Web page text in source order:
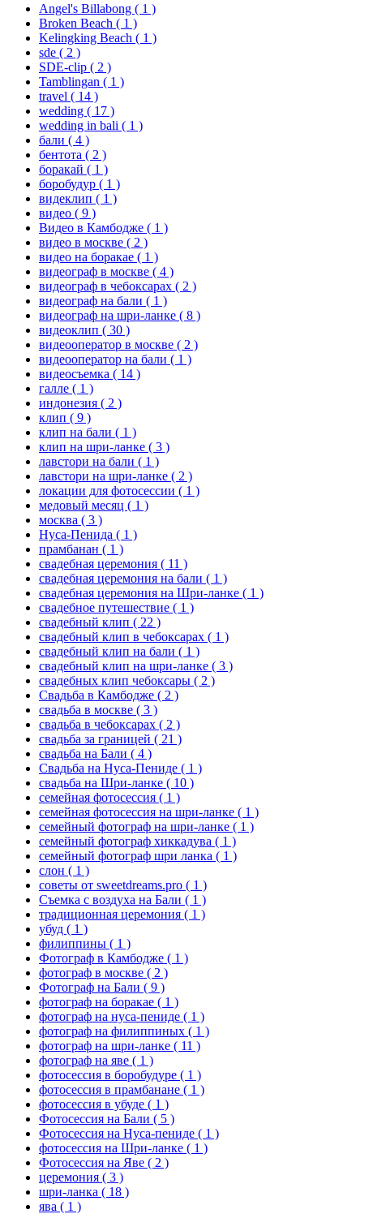
Angel's Billabong ( 1 )
Broken Beach ( 1 )
Kelingking Beach ( 1 )
sde ( 2 )
SDE-clip ( 2 )
Tamblingan ( 1 )
travel ( 14 )
wedding ( 17 )
wedding in bali ( 1 )
бали ( 4 )
бентота ( 2 )
боракай ( 1 )
боробудур ( 1 )
видеклип ( 1 )
видео ( 9 )
Видео в Камбодже ( 1 )
видео в москве ( 2 )
видео на боракае ( 1 )
видеограф в москве ( 4 )
видеограф в чебоксарах ( 2 )
видеограф на бали ( 1 )
видеограф на шри-ланке ( 8 )
видеоклип ( 30 )
видеооператор в москве ( 2 )
видеооператор на бали ( 1 )
видеосъемка ( 14 )
галле ( 1 )
индонезия ( 2 )
клип ( 9 )
клип на бали ( 1 )
клип на шри-ланке ( 3 )
лавстори на бали ( 1 )
лавстори на шри-ланке ( 2 )
локации для фотосессии ( 1 )
медовый месяц ( 1 )
москва ( 3 )
Нуса-Пенида ( 1 )
прамбанан ( 1 )
свадебная церемония ( 11 )
свадебная церемония на бали ( 1 )
свадебная церемония на Шри-ланке ( 1 )
свадебное путешествие ( 1 )
свадебный клип ( 22 )
свадебный клип в чебоксарах ( 1 )
свадебный клип на бали ( 1 )
свадебный клип на шри-ланке ( 3 )
свадебных клип чебоксары ( 2 )
Свадьба в Камбодже ( 2 )
свадьба в москве ( 3 )
свадьба в чебоксарах ( 2 )
свадьба за границей ( 21 )
свадьба на Бали ( 4 )
Свадьба на Нуса-Пениде ( 1 )
свадьба на Шри-ланке ( 10 )
семейная фотосессия ( 1 )
семейная фотосессия на шри-ланке ( 1 )
семейный фотограф на шри-ланке ( 1 )
семейный фотограф хиккадува ( 1 )
семейный фотограф шри ланка ( 1 )
слон ( 1 )
советы от sweetdreams.pro ( 1 )
Съемка с воздуха на Бали ( 1 )
традиционная церемония ( 1 )
убуд ( 1 )
филиппины ( 1 )
Фотограф в Камбодже ( 1 )
фотограф в москве ( 2 )
Фотограф на Бали ( 9 )
фотограф на боракае ( 1 )
фотограф на нуса-пениде ( 1 )
фотограф на филиппиных ( 1 )
фотограф на шри-ланке ( 11 )
фотограф на яве ( 1 )
фотосессия в боробудуре ( 1 )
фотосессия в прамбанане ( 1 )
фотосессия в убуде ( 1 )
Фотосессия на Бали ( 5 )
Фотосессия на Нуса-пениде ( 1 )
фотосессия на Шри-ланке ( 1 )
Фотосессия на Яве ( 2 )
церемония ( 3 )
шри-ланка ( 18 )
ява ( 1 )